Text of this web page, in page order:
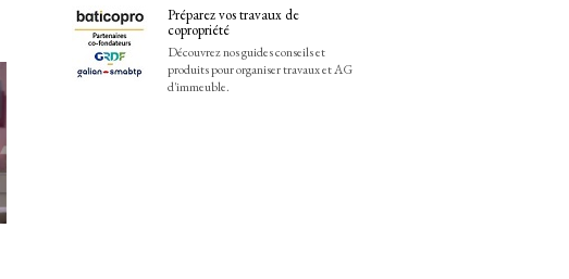
Préparez vos travaux de
copropriété
Découvrez nos guides conseils et
produits pour organiser travaux et AG
d'immeuble.